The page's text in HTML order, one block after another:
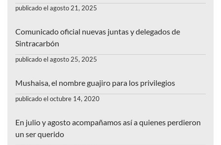
publicado el agosto 21, 2025
Comunicado oficial nuevas juntas y delegados de
Sintracarbón
publicado el agosto 25, 2025
Mushaisa, el nombre guajiro para los privilegios
publicado el octubre 14, 2020
En julio y agosto acompañamos así a quienes perdieron
un ser querido